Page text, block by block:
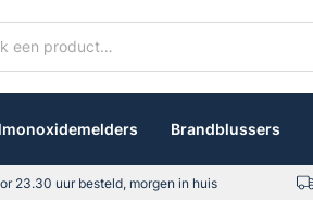
Brandblussers
23.30 uur besteld, morgen in huis